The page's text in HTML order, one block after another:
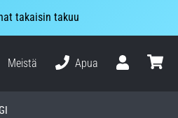
takaisin takuu
Meistä
Apua